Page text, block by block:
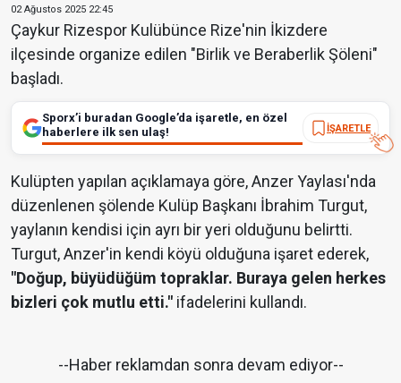
02 Ağustos 2025 22:45
Çaykur Rizespor Kulübünce Rize'nin İkizdere
ilçesinde organize edilen "Birlik ve Beraberlik Şöleni"
başladı.
Sporx’i buradan Google’da işaretle, en özel
haberlere ilk sen ulaş!
İŞARETLE
Kulüpten yapılan açıklamaya göre, Anzer Yaylası'nda
düzenlenen şölende Kulüp Başkanı İbrahim Turgut,
yaylanın kendisi için ayrı bir yeri olduğunu belirtti.
Turgut, Anzer'in kendi köyü olduğuna işaret ederek,
"Doğup, büyüdüğüm topraklar. Buraya gelen herkes
bizleri çok mutlu etti." ifadelerini kullandı.
--Haber reklamdan sonra devam ediyor--